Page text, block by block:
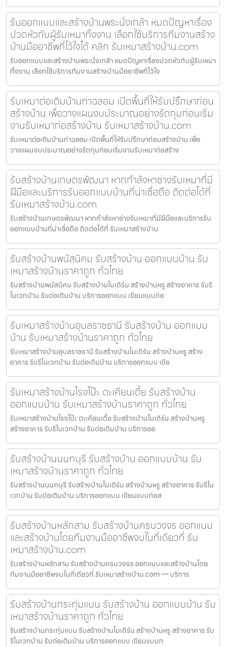
รับออกแบบและสร้างบ้านพระนั่งเกล้า หมดปัญหาเรื่อง
ปวดหัวกับผู้รับเหมาทิ้งงาน เลือกใช้บริการทีมงานสร้าง
บ้านมืออาชีพที่ไว้ใจได้ คลิก รับเหมาสร้างบ้าน.com
รับออกแบบและสร้างบ้านพระนั่งเกล้า หมดปัญหาเรื่องปวดหัวกับผู้รับเหมา
ทิ้งงาน เลือกใช้บริการทีมงานสร้างบ้านมืออาชีพที่ไว้ใจ
รับเหมาต่อเติมบ้านท่าฉลอม เปิดพื้นที่ให้รับปรึกษาก่อน
สร้างบ้าน เพื่อวางแผนงบประมาณอย่างรัดกุมก่อนเริ่ม
งานรับเหมาก่อสร้างบ้าน รับเหมาสร้างบ้าน.com
รับเหมาต่อเติมบ้านท่าฉลอม เปิดพื้นที่ให้รับปรึกษาก่อนสร้างบ้าน เพื่อ
วางแผนงบประมาณอย่างรัดกุมก่อนเริ่มงานรับเหมาก่อสร้าง
รับสร้างบ้านเกษตรพัฒนา หากกำลังหาช่างรับเหมาที่มี
ฝีมือและบริการรับออกแบบบ้านที่น่าเชื่อถือ ติดต่อได้ที่
รับเหมาสร้างบ้าน.com
รับสร้างบ้านเกษตรพัฒนา หากกำลังหาช่างรับเหมาที่มีฝีมือและบริการรับ
ออกแบบบ้านที่น่าเชื่อถือ ติดต่อได้ที่ รับเหมาสร้างบ้าน
รับสร้างบ้านพนัสนิคม รับสร้างบ้าน ออกแบบบ้าน รับ
เหมาสร้างบ้านราคาถูก ทั่วไทย
รับสร้างบ้านพนัสนิคม รับสร้างบ้านโมเดิร์น สร้างบ้านหรู สร้างอาคาร รับรี
โนเวทบ้าน รับต่อเติมบ้าน บริการออกแบบ เขียนแบบก่อ
รับเหมาสร้างบ้านอุบลราชธานี รับสร้างบ้าน ออกแบบ
บ้าน รับเหมาสร้างบ้านราคาถูก ทั่วไทย
รับเหมาสร้างบ้านอุบลราชธานี รับสร้างบ้านโมเดิร์น สร้างบ้านหรู สร้าง
อาคาร รับรีโนเวทบ้าน รับต่อเติมบ้าน บริการออกแบบ เขีย
รับเหมาสร้างบ้านโรงโป๊ะ ตะเคียนเตี้ย รับสร้างบ้าน
ออกแบบบ้าน รับเหมาสร้างบ้านราคาถูก ทั่วไทย
รับเหมาสร้างบ้านโรงโป๊ะ ตะเคียนเตี้ย รับสร้างบ้านโมเดิร์น สร้างบ้านหรู
สร้างอาคาร รับรีโนเวทบ้าน รับต่อเติมบ้าน บริการออ
รับสร้างบ้านนนทบุรี รับสร้างบ้าน ออกแบบบ้าน รับ
เหมาสร้างบ้านราคาถูก ทั่วไทย
รับสร้างบ้านนนทบุรี รับสร้างบ้านโมเดิร์น สร้างบ้านหรู สร้างอาคาร รับรีโน
เวทบ้าน รับต่อเติมบ้าน บริการออกแบบ เขียนแบบก่อส
รับสร้างบ้านหลักสาม รับสร้างบ้านครบวงจร ออกแบบ
และสร้างบ้านโดยทีมงานมืออาชีพจบในที่เดียวที่ รับ
เหมาสร้างบ้าน.com
รับสร้างบ้านหลักสาม รับสร้างบ้านครบวงจร ออกแบบและสร้างบ้านโดย
ทีมงานมืออาชีพจบในที่เดียวที่ รับเหมาสร้างบ้าน.com — บริการ
รับสร้างบ้านกระทุ่มแบน รับสร้างบ้าน ออกแบบบ้าน รับ
เหมาสร้างบ้านราคาถูก ทั่วไทย
รับสร้างบ้านกระทุ่มแบน รับสร้างบ้านโมเดิร์น สร้างบ้านหรู สร้างอาคาร รับ
รีโนเวทบ้าน รับต่อเติมบ้าน บริการออกแบบ เขียนแบบก